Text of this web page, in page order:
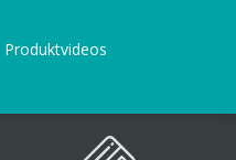
Produktvideos